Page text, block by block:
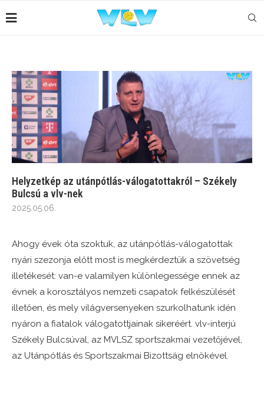
Helyzetkép az utánpótlás-válogatottakról – Székely
Bulcsú a vlv-nek
2025.05.06.
Ahogy évek óta szoktuk, az utánpótlás-válogatottak
nyári szezonja előtt most is megkérdeztük a szövetség
illetékesét: van-e valamilyen különlegessége ennek az
évnek a korosztályos nemzeti csapatok felkészülését
illetően, és mely világversenyeken szurkolhatunk idén
nyáron a fiatalok válogatottjainak sikeréért. vlv-interjú
Székely Bulcsúval, az MVLSZ sportszakmai vezetőjével,
az Utánpótlás és Sportszakmai Bizottság elnökével.